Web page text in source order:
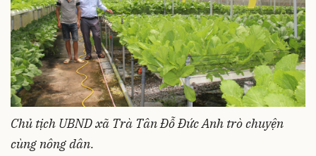
Chủ tịch UBND xã Trà Tân Đỗ Đức Anh trò chuyện
cùng nông dân.